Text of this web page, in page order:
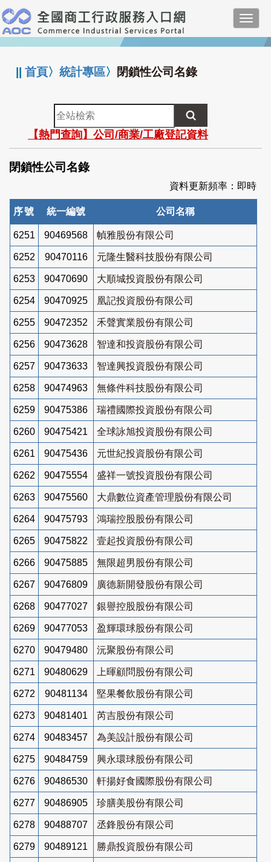
跳
到
主
要
:::
||首頁〉統計專區〉 閉鎖性公司名錄
全
站
檢
索
【熱門查詢】公司/商業/工廠登記資料
閉鎖性公司名錄
資料更新頻率：即時
序號 統一編號 公司名稱
6251 90469568 幀雅股份有限公司
6252 90470116 元隆生醫科技股份有限公司
6253 90470690 大順城投資股份有限公司
6254 90470925 凰記投資股份有限公司
6255 90472352 禾聲實業股份有限公司
6256 90473628 智達和投資股份有限公司
6257 90473633 智達興投資股份有限公司
6258 90474963 無條件科技股份有限公司
6259 90475386 瑞禮國際投資股份有限公司
6260 90475421 全球詠旭投資股份有限公司
6261 90475436 元世紀投資股份有限公司
6262 90475554 盛祥一號投資股份有限公司
6263 90475560 大鼎數位資產管理股份有限公司
6264 90475793 鴻瑞控股股份有限公司
6265 90475822 壹起投資股份有限公司
6266 90475885 無限超男股份有限公司
6267 90476809 廣德新開發股份有限公司
6268 90477027 銀譽控股股份有限公司
6269 90477053 盈輝環球股份有限公司
6270 90479480 沅聚股份有限公司
6271 90480629 上暉顧問股份有限公司
6272 90481134 堅果餐飲股份有限公司
6273 90481401 芮吉股份有限公司
6274 90483457 為美設計股份有限公司
6275 90484759 興永環球股份有限公司
6276 90486530 軒揚好食國際股份有限公司
6277 90486905 珍膳美股份有限公司
6278 90488707 丞鋒股份有限公司
6279 90489121 勝鼎投資股份有限公司